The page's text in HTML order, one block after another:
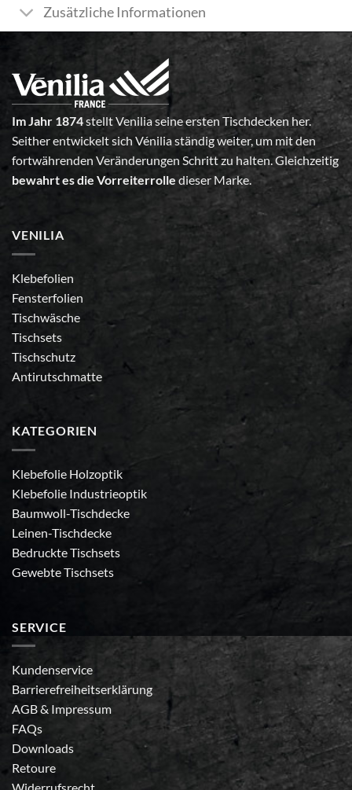
Zusätzliche Informationen
Im Jahr 1874stellt Venilia seine ersten Tischdecken her.
Seither entwickelt sich Vénilia ständig weiter, um mit den
fortwährenden Veränderungen Schritt zu halten. Gleichzeitig
bewahrt es die Vorreiterrolle dieser Marke.
VENILIA
Klebefolien
Fensterfolien
Tischwäsche
Tischsets
Tischschutz
Antirutschmatte
KATEGORIEN
Klebefolie Holzoptik
Klebefolie Industrieoptik
Baumwoll-Tischdecke
Leinen-Tischdecke
Bedruckte Tischsets
Gewebte Tischsets
SERVICE
Kundenservice
Barrierefreiheitserklärung
AGB& Impressum
FAQs
Downloads
Retoure